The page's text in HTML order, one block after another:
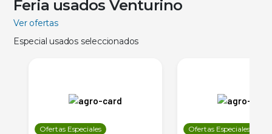
Feria usados Venturino
Ver ofertas
Especial usados seleccionados
Ofertas Especiales Ofertas Especiales